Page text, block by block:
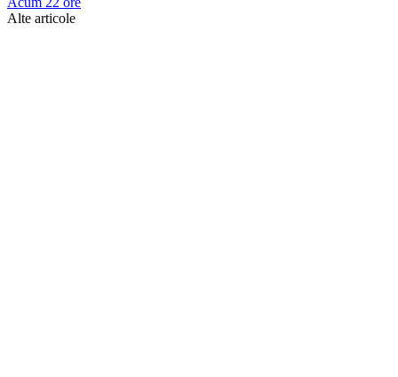
Alte articole